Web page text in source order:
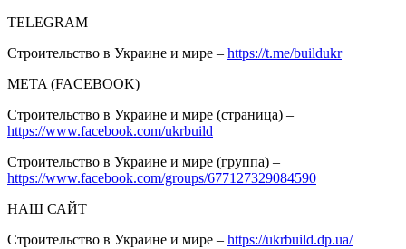
TELEGRAM
Строительство в Украине и мире – https://t.me/buildukr
META (FACEBOOK)
Строительство в Украине и мире (страница) –
https://www.facebook.com/ukrbuild
Строительство в Украине и мире (группа) –
https://www.facebook.com/groups/677127329084590
НАШ САЙТ
Строительство в Украине и мире – https://ukrbuild.dp.ua/